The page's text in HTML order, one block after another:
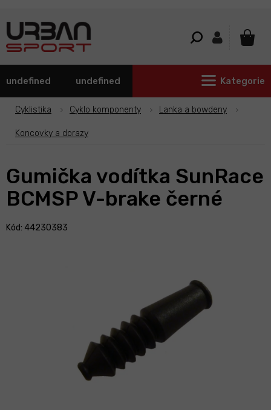
undefined undefined Kategorie
Cyklistika Cyklo komponenty Lanka a bowdeny
Koncovky a dorazy
Gumička vodítka SunRace
BCMSP V-brake černé
Kód: 44230383